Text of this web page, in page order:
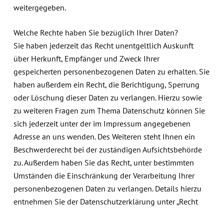
weitergegeben.
Welche Rechte haben Sie bezüglich Ihrer Daten?
Sie haben jederzeit das Recht unentgeltlich Auskunft
über Herkunft, Empfänger und Zweck Ihrer
gespeicherten personenbezogenen Daten zu erhalten. Sie
haben außerdem ein Recht, die Berichtigung, Sperrung
oder Löschung dieser Daten zu verlangen. Hierzu sowie
zu weiteren Fragen zum Thema Datenschutz können Sie
sich jederzeit unter der im Impressum angegebenen
Adresse an uns wenden. Des Weiteren steht Ihnen ein
Beschwerderecht bei der zuständigen Aufsichtsbehörde
zu. Außerdem haben Sie das Recht, unter bestimmten
Umständen die Einschränkung der Verarbeitung Ihrer
personenbezogenen Daten zu verlangen. Details hierzu
entnehmen Sie der Datenschutzerklärung unter „Recht